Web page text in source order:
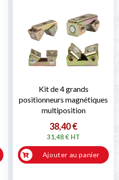
Kit de 4 grands
positionneurs magnétiques
multiposition
38,40 €
31,48 € HT
Ajouter au panier